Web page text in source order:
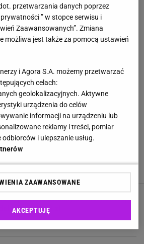
hitem jesieni 2026! Wiśniowe
to kwintesencja luksusu i
stylu
spodnie z Lidla nawet jesienią będą
44,99 zł
pralki zamiast płynu. Ręczniki
miękkość
WIĘCEJ TEMATÓW
wyprzedaje baleriny ze skóry owczej -
jest za 49,99 zł
przetwarzania danych poprzez
” w stopce serwisu i
Zaawansowanych”. Zmiana
możliwa jest także za pomocą ustawień
i Agora S.A. możemy przetwarzać
celach:
geolokalizacyjnych. Aktywne
urządzenia do celów
informacji na urządzeniu lub
reklamy i treści, pomiar
i ulepszanie usług.
ZAAWANSOWANE
AKCEPTUJĘ